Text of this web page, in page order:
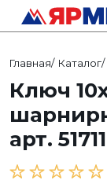
Главная/ Каталог/
Ключ
арт.